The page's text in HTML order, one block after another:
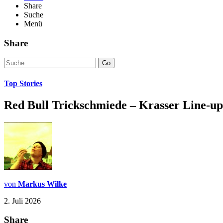
Share
Suche
Menü
Share
Go
Top Stories
Red Bull Trickschmiede – Krasser Line-
von Markus Wilke
2. Juli 2026
Share